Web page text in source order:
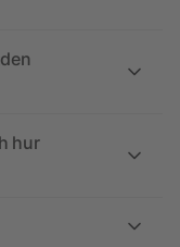
hur